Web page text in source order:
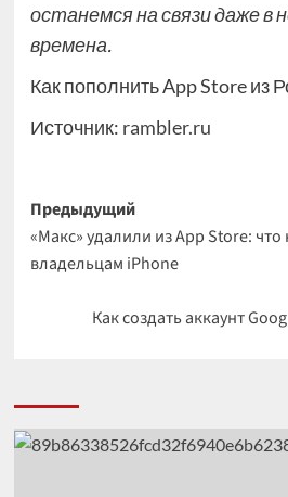
останемся на связи даже в
времена.
Как пополнить App Store из
Источник: rambler.ru
Навигация
записи
Предыдущий
«Макс» удалили из App Store: что
владельцам iPhone
Как создать аккаунт